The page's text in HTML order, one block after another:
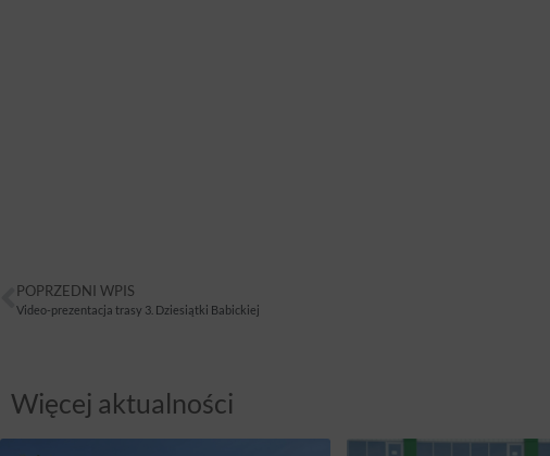
POPRZEDNI WPIS
Video-prezentacja trasy 3. Dziesiątki Babickiej
Więcej aktualności